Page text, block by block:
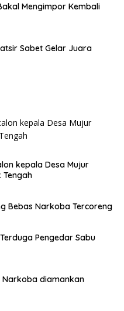
Mengimpor Kembali
Sabet Gelar Juara
kepala Desa Mujur
Bebas Narkoba Tercoreng
Pengedar Sabu
Narkoba diamankan